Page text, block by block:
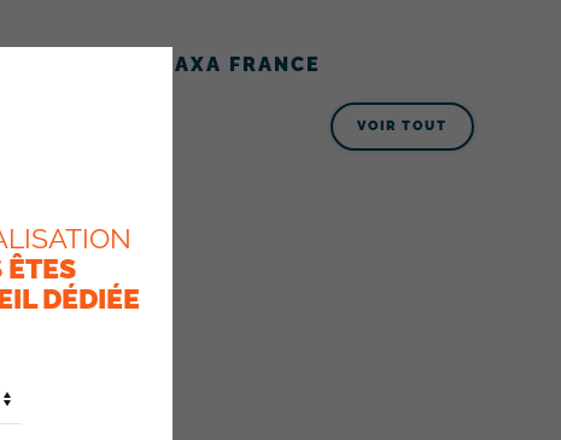
ACTUALITÉS AXA FRANCE
VOIR TOUT
DÉDIÉE